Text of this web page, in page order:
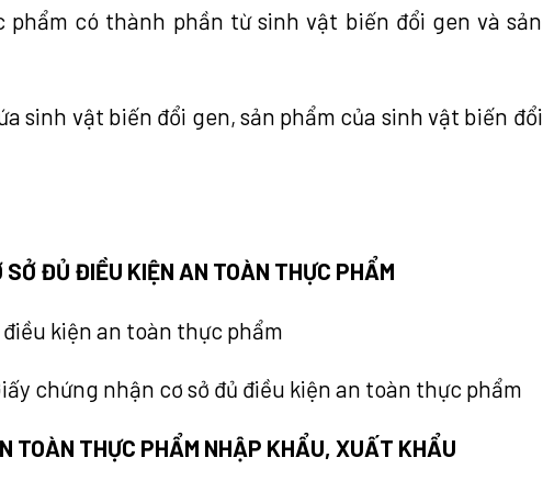
có thành phần từ sinh vật biến đổi gen và sản
sinh vật biến đổi gen, sản phẩm của sinh vật biến đổi
ĐỦ ĐIỀU KIỆN AN TOÀN THỰC PHẨM
điều kiện an toàn thực phẩm
chứng nhận cơ sở đủ điều kiện an toàn thực phẩm
TOÀN THỰC PHẨM NHẬP KHẨU, XUẤT KHẨU